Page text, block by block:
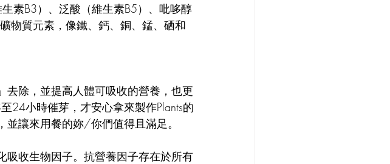
素B3）、泛酸（維生素B5）、吡哆醇
物質元素，像鐵、鈣、銅、錳、硒和
除，並提高人體可吸收的營養，也更
24小時催芽，才安心拿來製作Plants的
讓來用餐的妳/你們值得且滿足。
吸收生物因子。抗營養因子存在於所有